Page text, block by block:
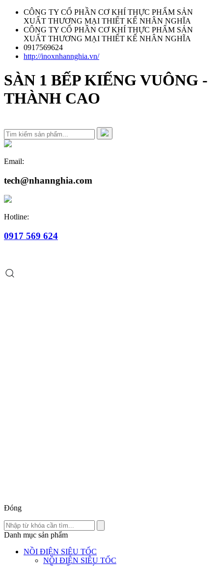
CÔNG TY CỔ PHẦN CƠ KHÍ THỰC PHẨM SẢN
XUẤT THƯƠNG MẠI THIẾT KẾ NHÂN NGHĨA
CÔNG TY CỔ PHẦN CƠ KHÍ THỰC PHẨM SẢN
XUẤT THƯƠNG MẠI THIẾT KẾ NHÂN NGHĨA
0917569624
http://inoxnhannghia.vn/
SÀN 1 BẾP KIẾNG VUÔNG -
THÀNH CAO
Email:
tech@nhannghia.com
Hotline:
0917 569 624
Đóng
Danh mục sản phẩm
NỒI ĐIỆN SIÊU TỐC
NỒI ĐIỆN SIÊU TỐC